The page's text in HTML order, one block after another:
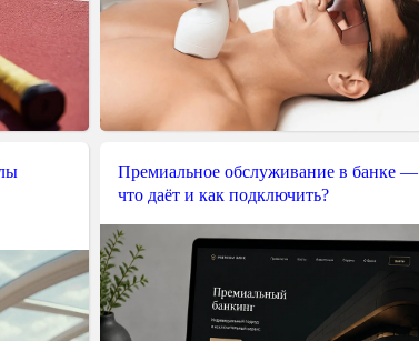
Премиальное обслуживание в банке —
что даёт и как подключить?